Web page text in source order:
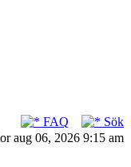
FAQ
Sök
aug 06, 2026 9:15 am